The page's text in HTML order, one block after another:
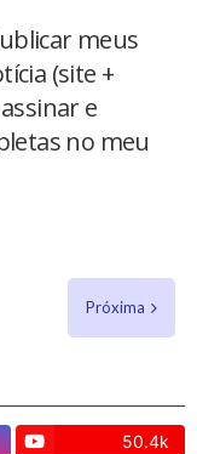
meus
(site +
e
no meu
Próxima
50.4k